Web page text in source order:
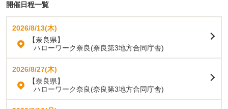
開催日程一覧
2026/8/13(木)
【奈良県】
ハローワーク奈良(奈良第3地方合同庁舎)
2026/8/27(木)
【奈良県】
ハローワーク奈良(奈良第3地方合同庁舎)